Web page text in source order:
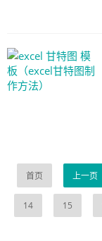
首页 上一页
14 15